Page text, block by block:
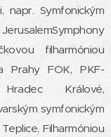
napr. Symfonickým
filharmóniou
Prahy FOK, PKF-
Hradec Králové,
symfonickým
Filharmóniou